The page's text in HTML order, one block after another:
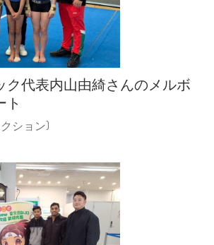
ク代表内山由綺さんのメルボ
ト
ション)